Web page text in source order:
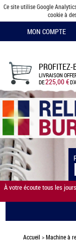
Ce site utilise Google
cookie à
MON COMPTE
PROFITEZ-
LIVRAISON
DE225,00 €
À votre écoute tous les
Accueil >Machine à